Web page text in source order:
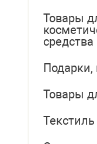
Товары
средства
Подарки,
Товары
Текстиль